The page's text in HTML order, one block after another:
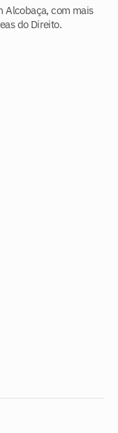
Alcobaça, com mais
do Direito.